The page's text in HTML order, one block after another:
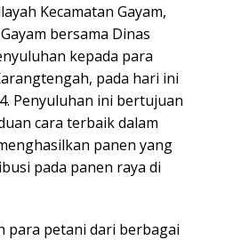
Kecamatan Gayam,
bersama Dinas
kepada para
pada hari ini
Penyuluhan ini bertujuan
cara terbaik dalam
panen yang
pada panen raya di
para petani dari berbagai